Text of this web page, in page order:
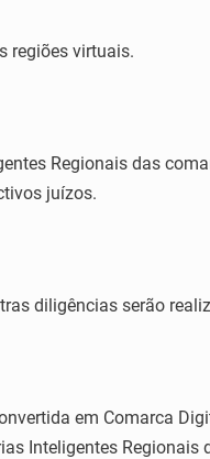
regiões virtuais.
Regionais das
juízos.
diligências serão
em Comarca
Inteligentes Regionais